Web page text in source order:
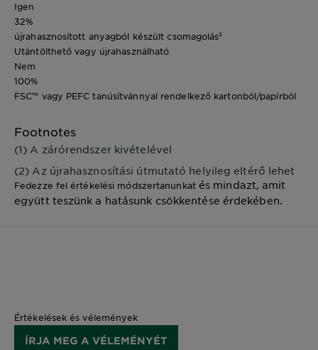
Igen
32%
újrahasznosított anyagból készült csomagolás²
Utántölthető vagy újrahasználható
Nem
100%
FSC™ vagy PEFC tanúsítvánnyal rendelkező kartonból/papírból
Footnotes
(1) A zárórendszer kivételével
(2) Az újrahasznosítási útmutató helyileg eltérő lehet
Fedezze fel értékelési módszertanunkatés mindazt, amit
együtt teszünk a hatásunk csökkentése érdekében.
Értékelések és vélemények
ÍRJA MEG A VÉLEMÉNYÉT